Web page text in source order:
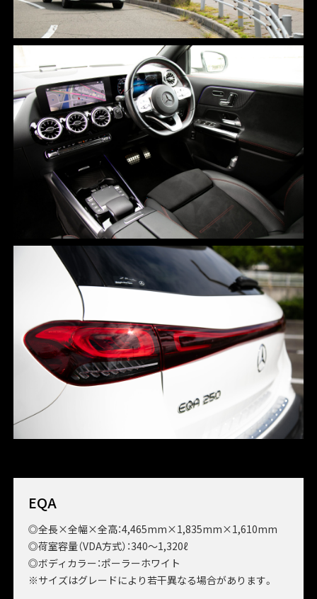
EQA
◎全長×全幅×全高：4,465mm×1,835mm×1,610mm
◎荷室容量（VDA方式）：340～1,320ℓ
◎ボディカラー：ポーラーホワイト
※サイズはグレードにより若干異なる場合があります。